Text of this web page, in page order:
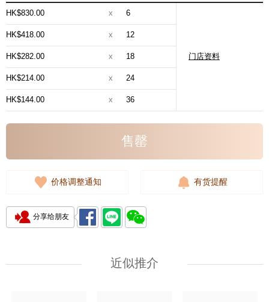
HK$830.00 x 6
门店资料
HK$418.00 x 12
HK$282.00 x 18
HK$214.00 x 24
HK$144.00 x 36
售罄
价格调整通知 有货提醒
分享给朋友
近似推介